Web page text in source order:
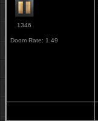
1346
Doom Rate: 1.49